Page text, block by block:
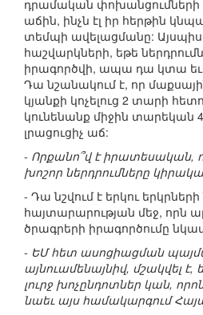
դրամական
աճին, ինչն էլ իր հերթին
տեմպի ավելացմանը:
հաշվարկների, եթե
իրագործվի, ապա դա կտա
Դա նշանակում է, որ
կյանքի կոչելուց 2 տարի
կունենանք միջին տարեկան
լրացուցիչ աճ:
- Որքանո՞վ է իրատեսական,
խոշոր ներդրումները
- Դա նշվում է երկու
հայտարարության մեջ, որն
ծրագրերի իրագործումը
- ԵՄ հետ ասոցիացման
այնուամենայնիվ, մշակվել է,
լուրջ խոչընդոտներ կան,
նաեւ այս համակարգում